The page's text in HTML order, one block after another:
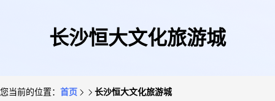
长沙恒大文化旅游城
您当前的位置： 首页 长沙恒大文化旅游城